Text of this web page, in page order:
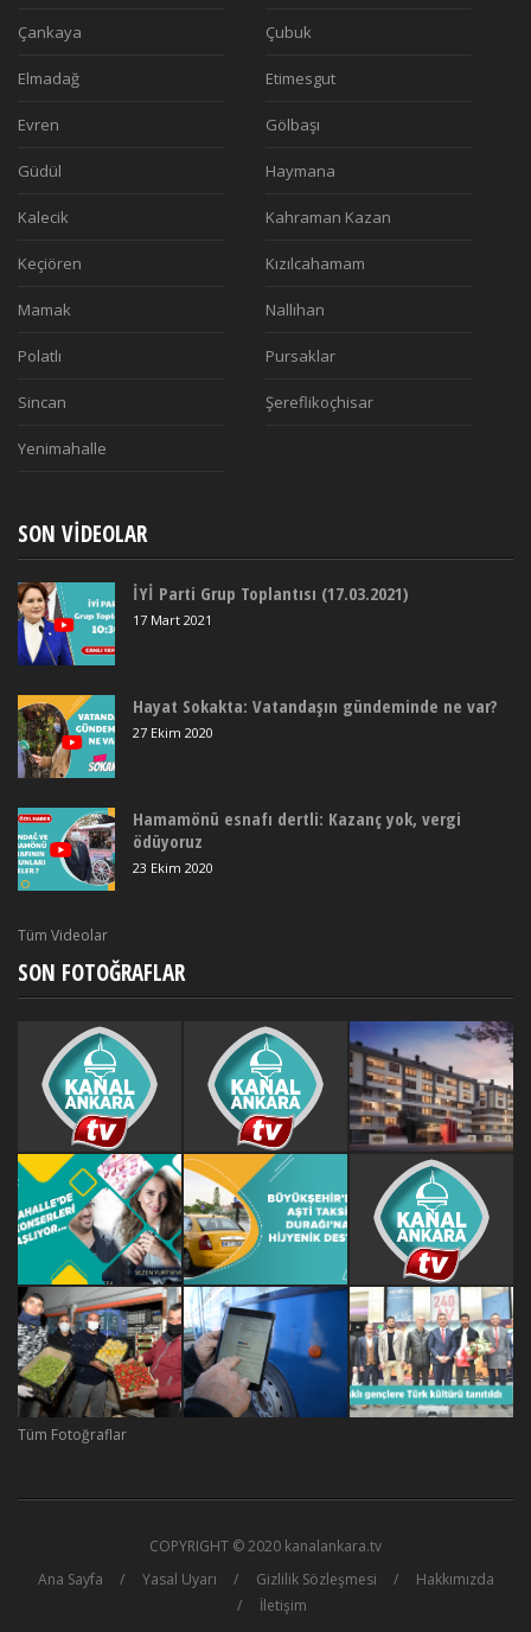
Çankaya Çubuk
Elmadağ Etimesgut
Evren Gölbaşı
Güdül Haymana
Kalecik Kahraman Kazan
Keçiören Kızılcahamam
Mamak Nallıhan
Polatlı Pursaklar
Sincan Şereflikoçhisar
Yenimahalle
SON VIDEOLAR
İYİ Parti Grup Toplantısı (17.03.2021)
17 Mart 2021
Hayat Sokakta: Vatandaşın gündeminde ne var?
27 Ekim 2020
Hamamönü esnafı dertli: Kazanç yok, vergi
ödüyoruz
23 Ekim 2020
Tüm Videolar
SON FOTOĞRAFLAR
Tüm Fotoğraflar
COPYRIGHT © 2020 kanalankara.tv
Ana Sayfa
Yasal Uyarı Gizlilik Sözleşmesi
Hakkımızda
İletişim